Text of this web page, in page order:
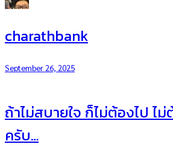
charathbank
September 26, 2025
ถ้าไม่สบายใจ ก็ไม่ต้องไป ไม่
ครับ…